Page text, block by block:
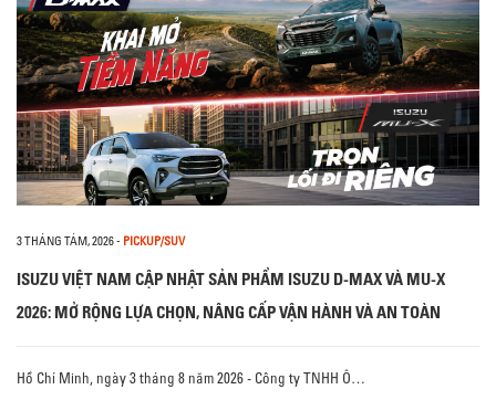
3 THÁNG TÁM, 2026- PICKUP/SUV
ISUZU VIỆT NAM CẬP NHẬT SẢN PHẨM ISUZU D-MAX VÀ MU-X
2026: MỞ RỘNG LỰA CHỌN, NÂNG CẤP VẬN HÀNH VÀ AN TOÀN
Hồ Chí Minh, ngày 3 tháng 8 năm 2026 - Công ty TNHH Ô…